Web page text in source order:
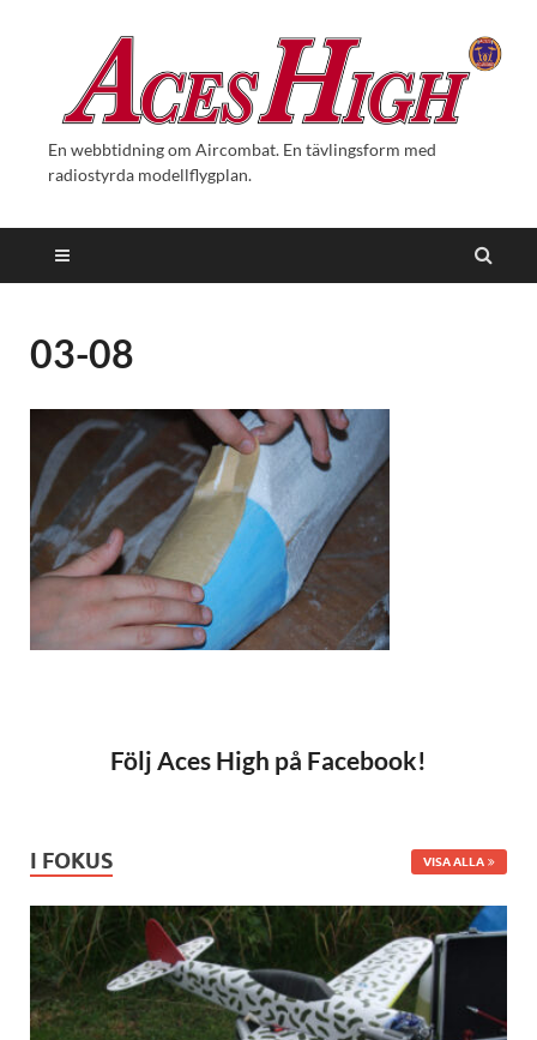
En webbtidning om Aircombat. En tävlingsform med
radiostyrda modellflygplan.
03-08
Följ Aces High på Facebook!
I FOKUS VISA ALLA